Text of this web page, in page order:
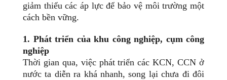
giảm thiểu các áp lực để bảo vệ môi trường một
cách bền vững.
1. Phát triển của khu công nghiệp, cụm công
nghiệp
Thời gian qua, việc phát triển các KCN, CCN ở
nước ta diễn ra khá nhanh, song lại chưa đi đôi